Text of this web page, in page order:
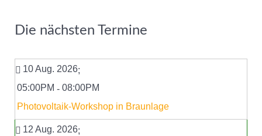
Die nächsten Termine
10 Aug. 2026;
05:00PM - 08:00PM
Photovoltaik-Workshop in Braunlage
12 Aug. 2026;